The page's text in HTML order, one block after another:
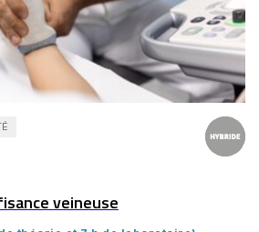
veineuse